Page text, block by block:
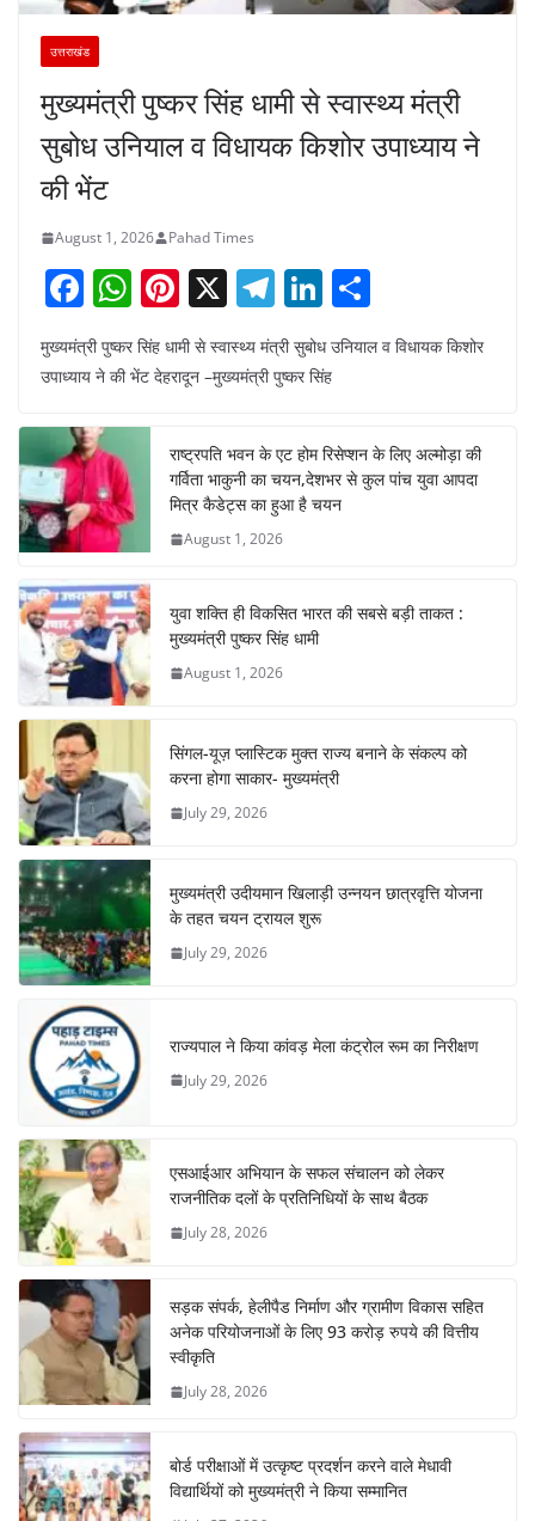
उत्तराखंड
मुख्यमंत्री पुष्कर सिंह धामी से स्वास्थ्य मंत्री
सुबोध उनियाल व विधायक किशोर उपाध्याय ने
की भेंट
August 1, 2026 Pahad Times
F
a
c
b
o
o
k
W
h
at
A
p
p
Pi
nt
er
e
st
X T
el
e
gr
a
m
Li
n
k
dI
n
ar
मुख्यमंत्री पुष्कर सिंह धामी से स्वास्थ्य मंत्री सुबोध उनियाल व विधायक किशोर
उपाध्याय ने की भेंट देहरादून –मुख्यमंत्री पुष्कर सिंह
राष्ट्रपति भवन के एट होम रिसेप्शन के लिए अल्मोड़ा की
गर्विता भाकुनी का चयन,देशभर से कुल पांच युवा आपदा
मित्र कैडेट्स का हुआ है चयन
August 1, 2026
युवा शक्ति ही विकसित भारत की सबसे बड़ी ताकत :
मुख्यमंत्री पुष्कर सिंह धामी
August 1, 2026
सिंगल-यूज़ प्लास्टिक मुक्त राज्य बनाने के संकल्प को
करना होगा साकार- मुख्यमंत्री
July 29, 2026
मुख्यमंत्री उदीयमान खिलाड़ी उन्नयन छात्रवृत्ति योजना
के तहत चयन ट्रायल शुरू
July 29, 2026
राज्यपाल ने किया कांवड़ मेला कंट्रोल रूम का निरीक्षण
July 29, 2026
एसआईआर अभियान के सफल संचालन को लेकर
राजनीतिक दलों के प्रतिनिधियों के साथ बैठक
July 28, 2026
सड़क संपर्क, हेलीपैड निर्माण और ग्रामीण विकास सहित
अनेक परियोजनाओं के लिए 93 करोड़ रुपये की वित्तीय
स्वीकृति
July 28, 2026
बोर्ड परीक्षाओं में उत्कृष्ट प्रदर्शन करने वाले मेधावी
विद्यार्थियों को मुख्यमंत्री ने किया सम्मानित